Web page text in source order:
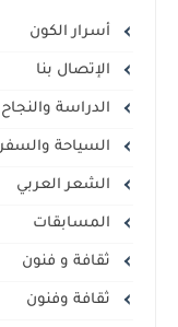
أسرار الكون
الإتصال بنا
الدراسة والنجاح
السياحة والسفر
الشعر العربي
المسابقات
ثقافة و فنون
ثقافة وفنون